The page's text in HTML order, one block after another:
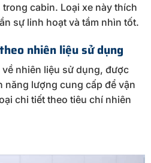
cabin. Loại xe này thích
sự linh hoạt và tầm nhìn tốt.
nhiên liệu sử dụng
nhiên liệu sử dụng, được
năng lượng cung cấp để vận
chi tiết theo tiêu chí nhiên